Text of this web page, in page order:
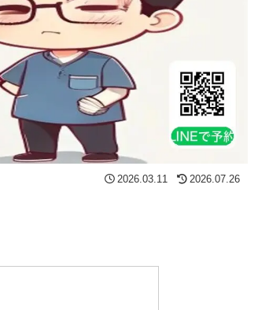
2026.03.11 2026.07.26